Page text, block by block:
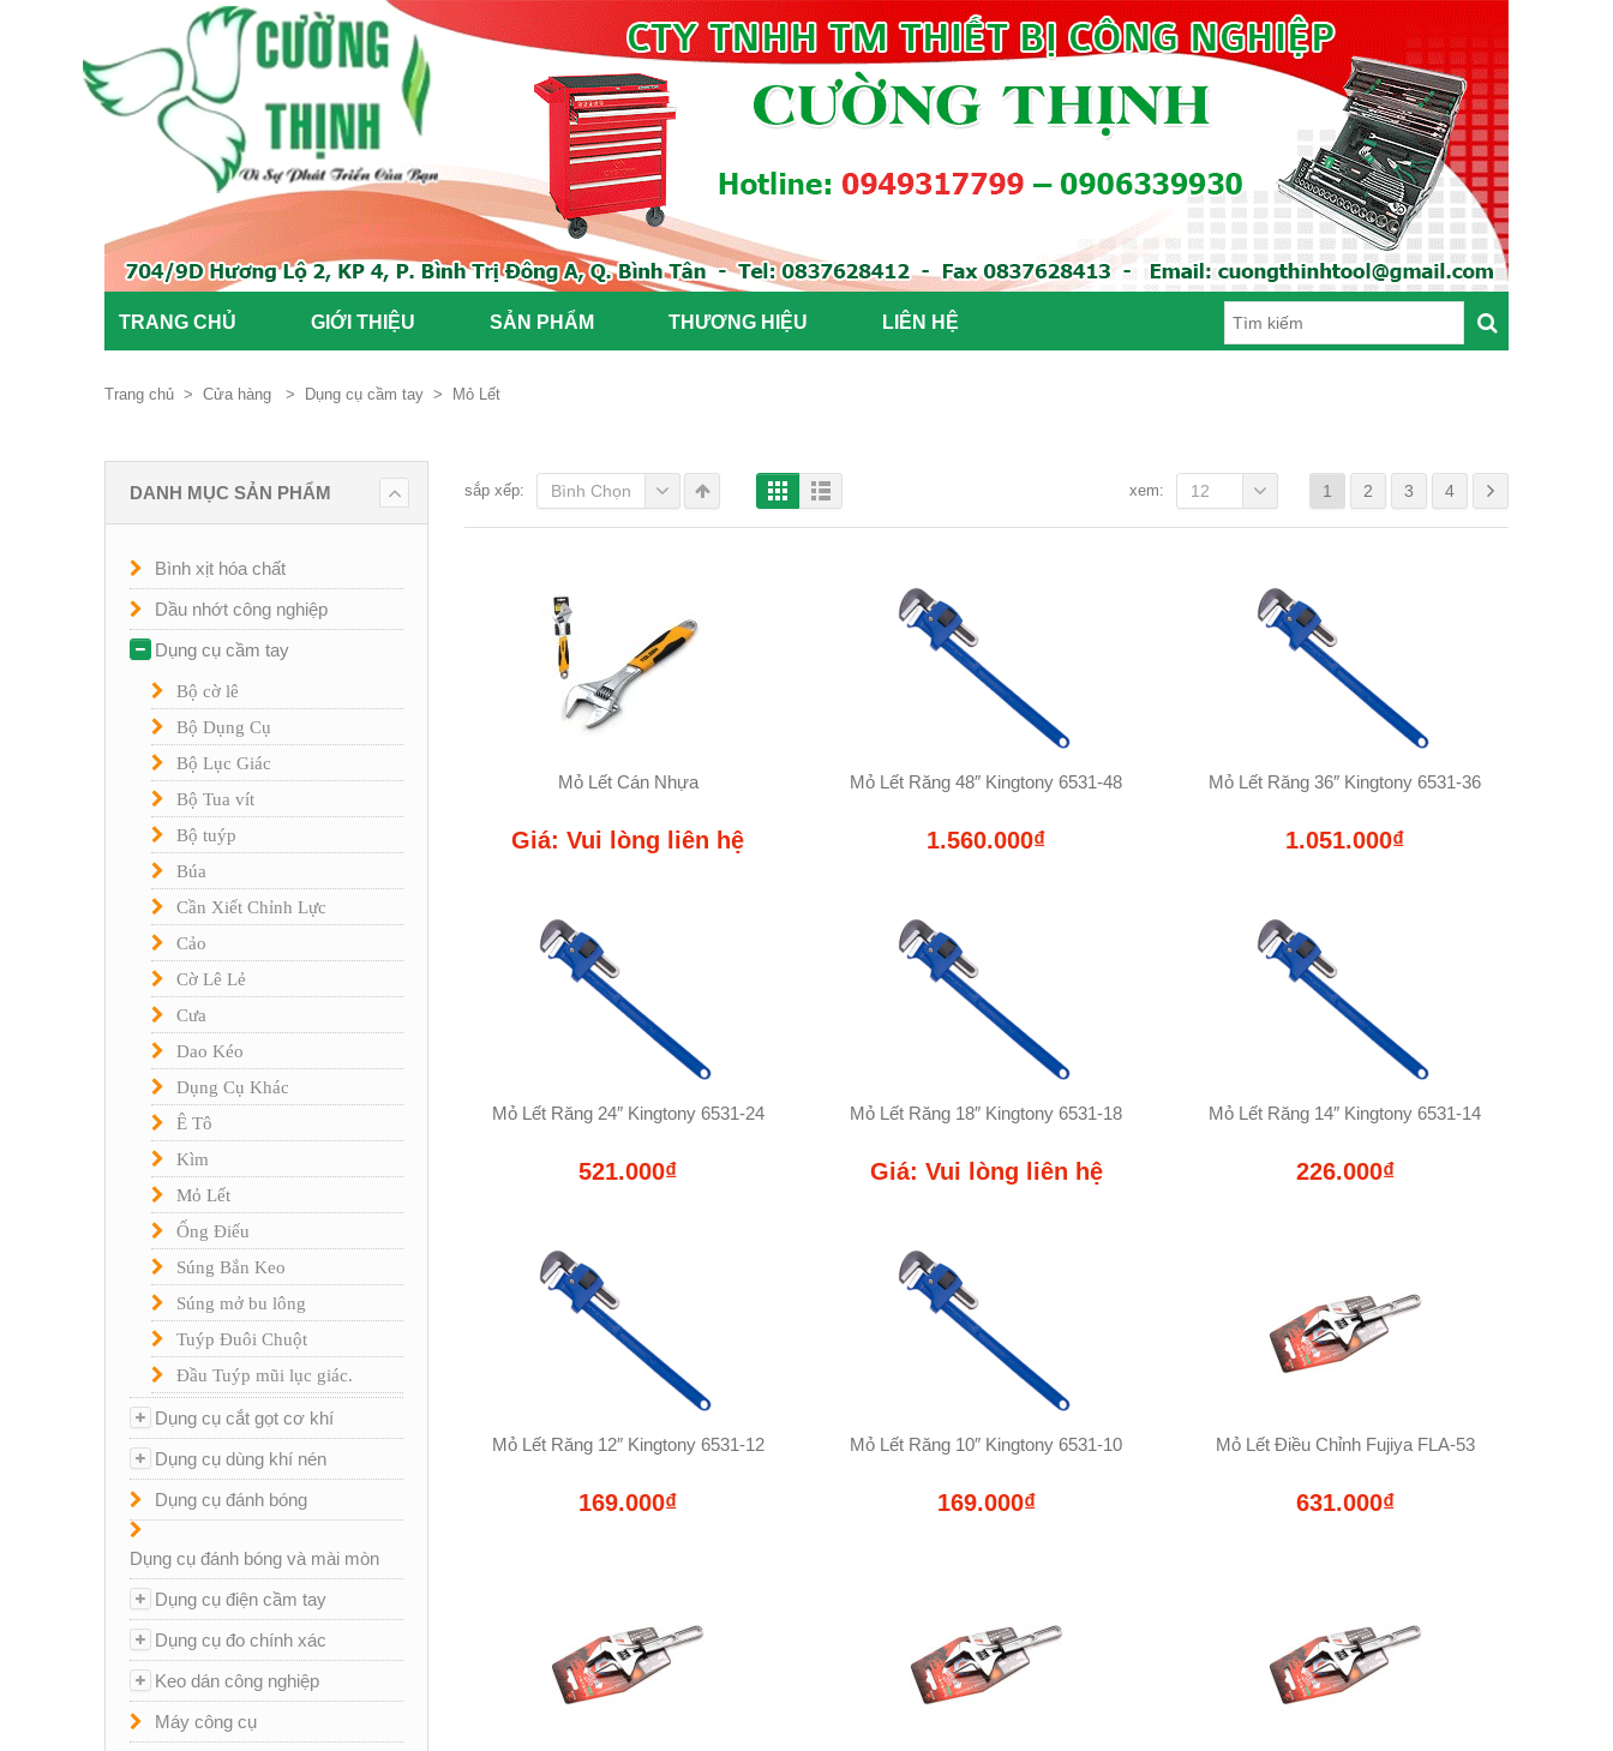
TRANG CHỦ GIỚI THIỆU SẢN PHẨM THƯƠNG HIỆU LIÊN HỆ
Trang chủ > Cửa hàng > Dụng cụ cầm tay > Mỏ Lết
sắp xếp: Bình Chọn 1 2 3 4
xem: 12
Mỏ Lết Cán Nhựa
Giá: Vui lòng liên hệ
Mỏ Lết Răng 48″ Kingtony 6531-48
1.560.000₫
Mỏ Lết Răng 36″ Kingtony 6531-36
1.051.000₫
Mỏ Lết Răng 24″ Kingtony 6531-24
521.000₫
Mỏ Lết Răng 18″ Kingtony 6531-18
Giá: Vui lòng liên hệ
Mỏ Lết Răng 14″ Kingtony 6531-14
226.000₫
Mỏ Lết Răng 12″ Kingtony 6531-12
169.000₫
Mỏ Lết Răng 10″ Kingtony 6531-10
169.000₫
Mỏ Lết Điều Chỉnh Fujiya FLA-53
631.000₫
DANH MỤC SẢN PHẨM
Bình xịt hóa chất
Dầu nhớt công nghiệp
Dụng cụ cầm tay
Bộ cờ lê
Bộ Dụng Cụ
Bộ Lục Giác
Bộ Tua vít
Bộ tuýp
Búa
Cần Xiết Chỉnh Lực
Cảo
Cờ Lê Lẻ
Cưa
Dao Kéo
Dụng Cụ Khác
Ê Tô
Kìm
Mỏ Lết
Ống Điếu
Súng Bắn Keo
Súng mở bu lông
Tuýp Đuôi Chuột
Đầu Tuýp mũi lục giác.
Dụng cụ cắt gọt cơ khí
Dụng cụ dùng khí nén
Dụng cụ đánh bóng
Dụng cụ đánh bóng và mài mòn
Dụng cụ điện cầm tay
Dụng cụ đo chính xác
Keo dán công nghiệp
Máy công cụ